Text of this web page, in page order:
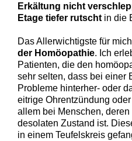
Erkältung nicht
Etage tiefer rutschtin die
Das Allerwichtigste für
der Homöopathie. Ich
Patienten, die den
sehr selten, dass bei einer
Probleme hinterher- oder
eitrige Ohrentzündung
allem bei Menschen,
desolaten Zustand ist.
in einem Teufelskreis